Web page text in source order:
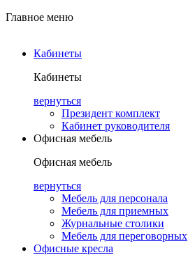
Главное меню
Кабинеты
Кабинеты
вернуться
Президент комплект
Кабинет руководителя
Офисная мебель
Офисная мебель
вернуться
Мебель для персонала
Мебель для приемных
Журнальные столики
Мебель для переговорных
Офисные кресла